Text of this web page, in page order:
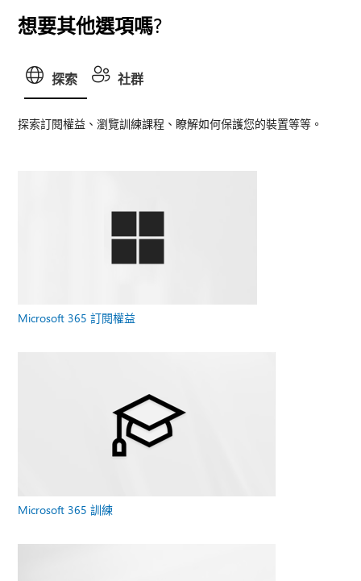
想要其他選項嗎?
探索 社群
探索訂閱權益、瀏覽訓練課程、瞭解如何保護您的裝置等等。
Microsoft 365 訂閱權益
Microsoft 365 訓練